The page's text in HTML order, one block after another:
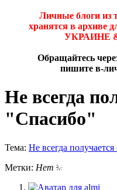
Личные блоги
хранятся в архиве
УКРАИНЕ
Обращайтесь
пишите в-
Не всегда
"Спасибо"
Тема: Не всегда
Метки: Нет